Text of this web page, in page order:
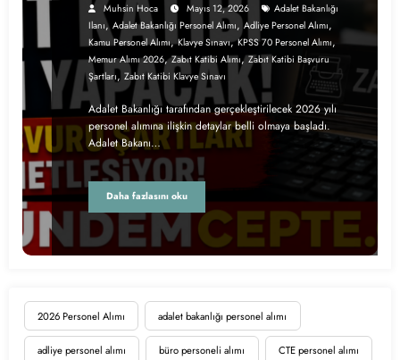
2026 Personel Alımı adalet bakanlığı personel alımı
adliye personel alımı büro personeli alımı CTE personel alımı
Muhsin Hoca Mayıs 12, 2026
Adalet Bakanlığı
Ilanı, Adalet Bakanlığı Personel Alımı,Adliye Personel Alımı,
Kamu Personel Alımı,Klavye Sınavı,KPSS 70 Personel Alımı,
Memur Alımı 2026,Zabıt Katibi Alımı,Zabıt Katibi Başvuru
Şartları, Zabıt Katibi Klavye Sınavı
Adalet Bakanlığı tarafından gerçekleştirilecek 2026 yılı
personel alımına ilişkin detaylar belli olmaya başladı.
Adalet Bakanı…
Daha fazlasını oku